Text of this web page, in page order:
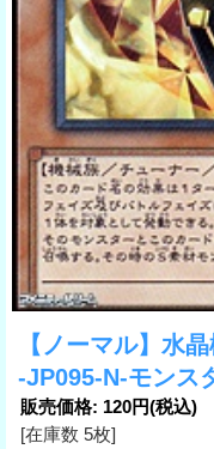
【ノーマル】水
-JP095-N-モンス
販売価格: 120円(税込)
[在庫数 5枚]